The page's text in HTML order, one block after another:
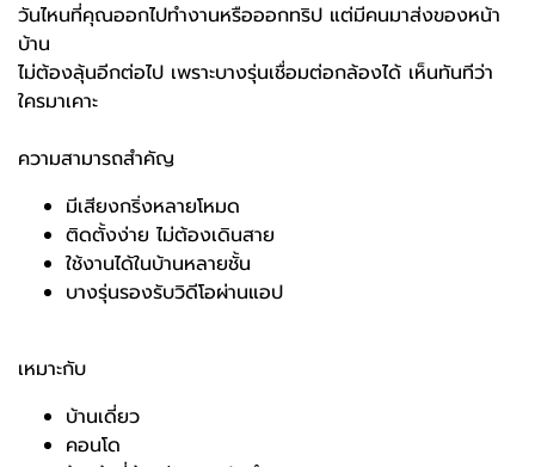
วันไหนที่คุณออกไปทำงานหรือออกทริป แต่มีคนมาส่งของหน้า
บ้าน
ไม่ต้องลุ้นอีกต่อไป เพราะบางรุ่นเชื่อมต่อกล้องได้ เห็นทันทีว่า
ใครมาเคาะ
ความสามารถสำคัญ
มีเสียงกริ่งหลายโหมด
ติดตั้งง่าย ไม่ต้องเดินสาย
ใช้งานได้ในบ้านหลายชั้น
บางรุ่นรองรับวิดีโอผ่านแอป
เหมาะกับ
บ้านเดี่ยว
คอนโด